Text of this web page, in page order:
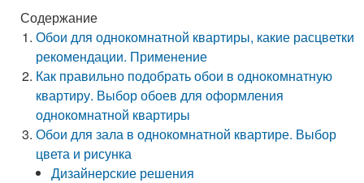
Содержание
Обои для однокомнатной квартиры, какие расцветки
рекомендации. Применение
Как правильно подобрать обои в однокомнатную
квартиру. Выбор обоев для оформления
однокомнатной квартиры
Обои для зала в однокомнатной квартире. Выбор
цвета и рисунка
Дизайнерские решения